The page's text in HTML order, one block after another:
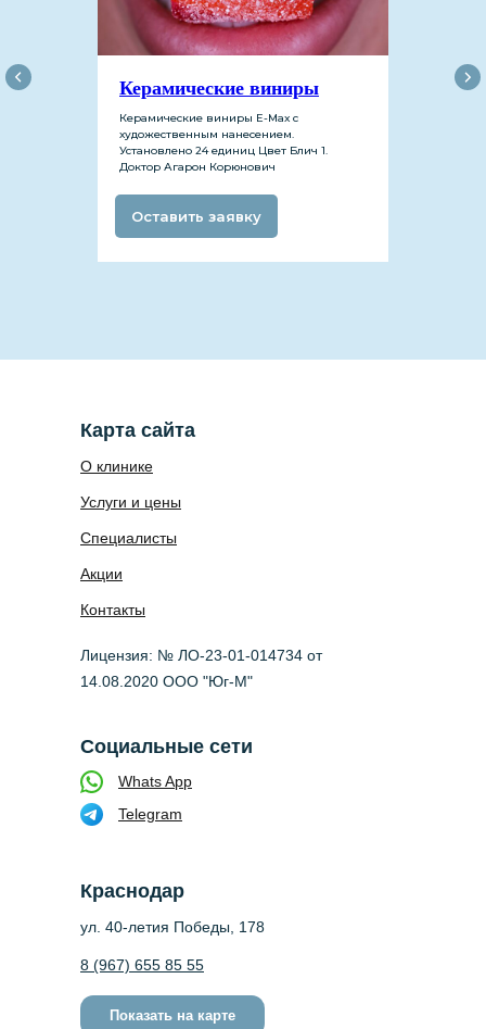
Керамические виниры
Керамические виниры Е-Мах с
художественным нанесением.
Установлено 24 единиц Цвет Блич 1.
Доктор Агарон Корюнович
Оставить заявку
О клинике
Лицензия: № ЛО-23-01-014734 от
14.08.2020 ООО "Юг-М"
Специалисты
Услуги и цены
Акции
Краснодар
ул. 40-летия Победы, 178
8 (967) 655 85 55
Показать на карте
Контакты
Карта сайта
Социальные сети
Whats App
Telegram